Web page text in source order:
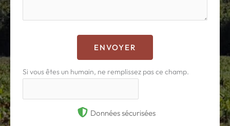
ENVOYER
Si vous êtes un humain, ne remplissez pas ce champ.
Données sécurisées